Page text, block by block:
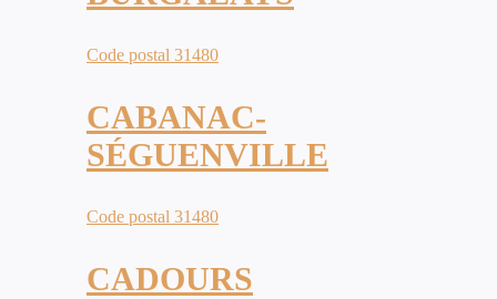
Code postal 31480
CABANAC-
SÉGUENVILLE
Code postal 31480
CADOURS